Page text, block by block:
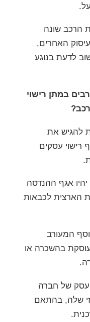
הרכב שונה
האחרים,
לדעת בנוגע
במתן רישוי
להגיש את
רישוי עסקים
יהיו אגף ההנדסה
הארצית לכבאות
המעורב
בהשכרה או
של חברה
שלה, בהתאם